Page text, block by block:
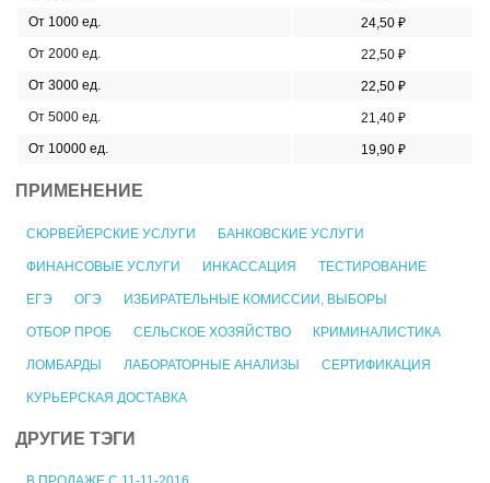
От 1000 ед.
24,50 ₽
От 2000 ед.
22,50 ₽
От 3000 ед.
22,50 ₽
От 5000 ед.
21,40 ₽
От 10000 ед.
19,90 ₽
ПРИМЕНЕНИЕ
СЮРВЕЙЕРСКИЕ УСЛУГИ БАНКОВСКИЕ УСЛУГИ
ФИНАНСОВЫЕ УСЛУГИ ИНКАССАЦИЯ ТЕСТИРОВАНИЕ
ЕГЭ ОГЭ ИЗБИРАТЕЛЬНЫЕ КОМИССИИ, ВЫБОРЫ
ОТБОР ПРОБ СЕЛЬСКОЕ ХОЗЯЙСТВО КРИМИНАЛИСТИКА
ЛОМБАРДЫ ЛАБОРАТОРНЫЕ АНАЛИЗЫ СЕРТИФИКАЦИЯ
КУРЬЕРСКАЯ ДОСТАВКА
ДРУГИЕ ТЭГИ